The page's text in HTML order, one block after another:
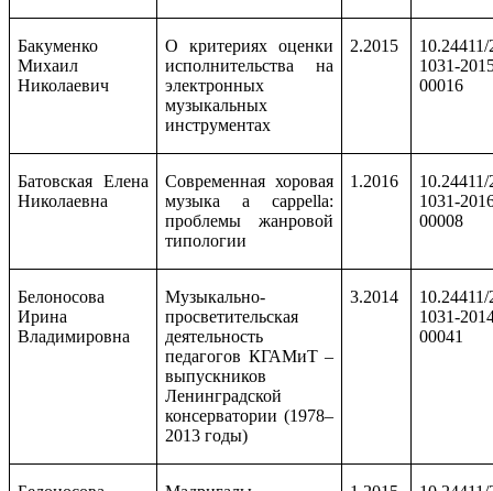
Бакуменко
Михаил
Николаевич
О критериях оценки
исполнительства на
электронных
музыкальных
инструментах
2.2015
1031-
00016
Батовская Елена
Николаевна
Современная хоровая
музыка a cappella:
проблемы жанровой
типологии
1.2016
1031-
00008
Белоносова
Ирина
Владимировна
Музыкально-
просветительская
деятельность
педагогов КГАМиТ –
выпускников
Ленинградской
консерватории (1978–
2013 годы)
3.2014
1031-
00041